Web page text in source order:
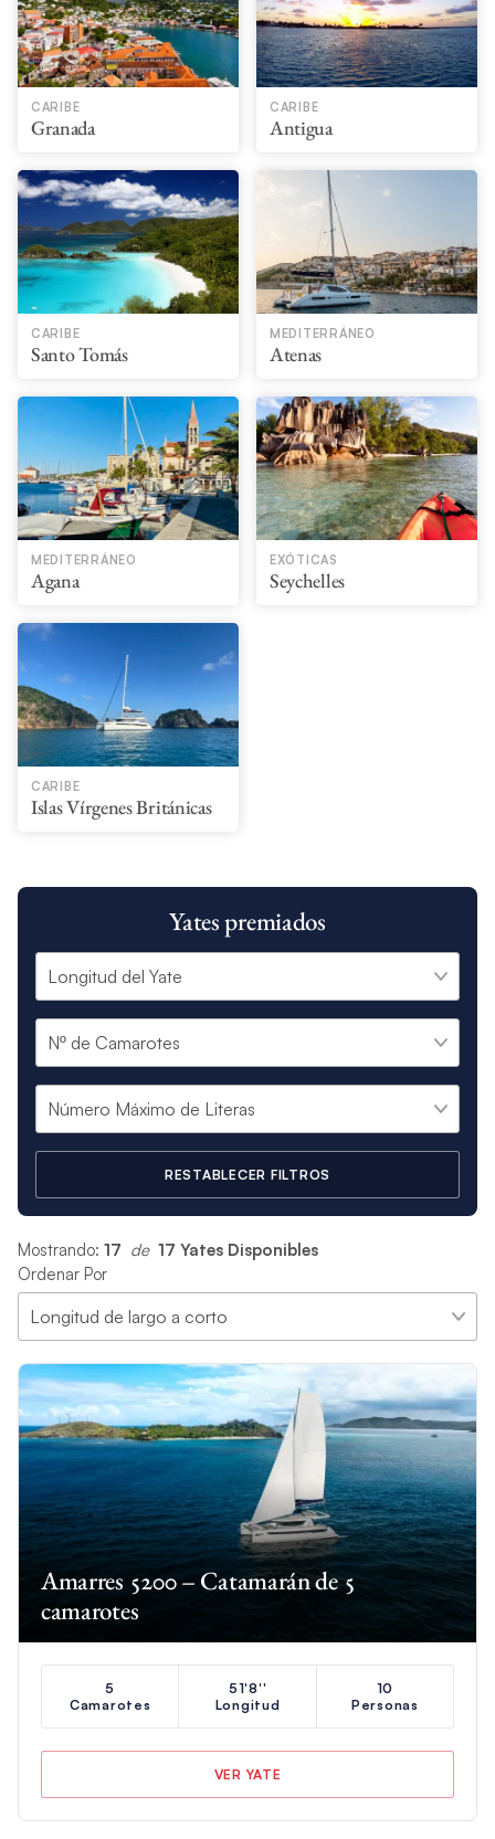
CARIBE
Granada
CARIBE
Antigua
CARIBE
Santo Tomás
MEDITERRÁNEO
Atenas
MEDITERRÁNEO
Agana
EXÓTICAS
Seychelles
CARIBE
Islas Vírgenes Británicas
Yates premiados
RESTABLECER FILTROS
Mostrando: 17 de 17 Yates Disponibles
Ordenar Por
Amarres 5200 – Catamarán de 5
camarotes
5
Camarotes
51'8''
Longitud
10
Personas
VER YATE